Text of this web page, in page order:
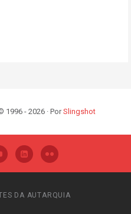
1996 - 2026 · PorSlingshot
DA AUTARQUIA